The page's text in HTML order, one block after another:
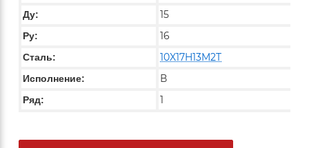
Ду: 15
Ру: 16
Сталь: 10X17H13M2T
Исполнение: В
Ряд: 1